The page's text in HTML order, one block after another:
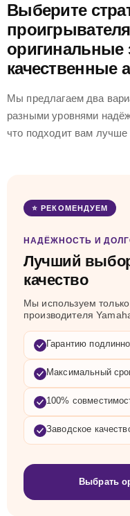
Выберите
оригинальные
качественные
Мы предлагаем два
разными уровнями
что подходит вам лучше
⭐ РЕКОМЕНДУЕМ
НАДЁЖНОСТЬ И
Лучший
качество
Мы используем
производителя
Гарантию
Максимальный
100%
Заводское
Выбрать